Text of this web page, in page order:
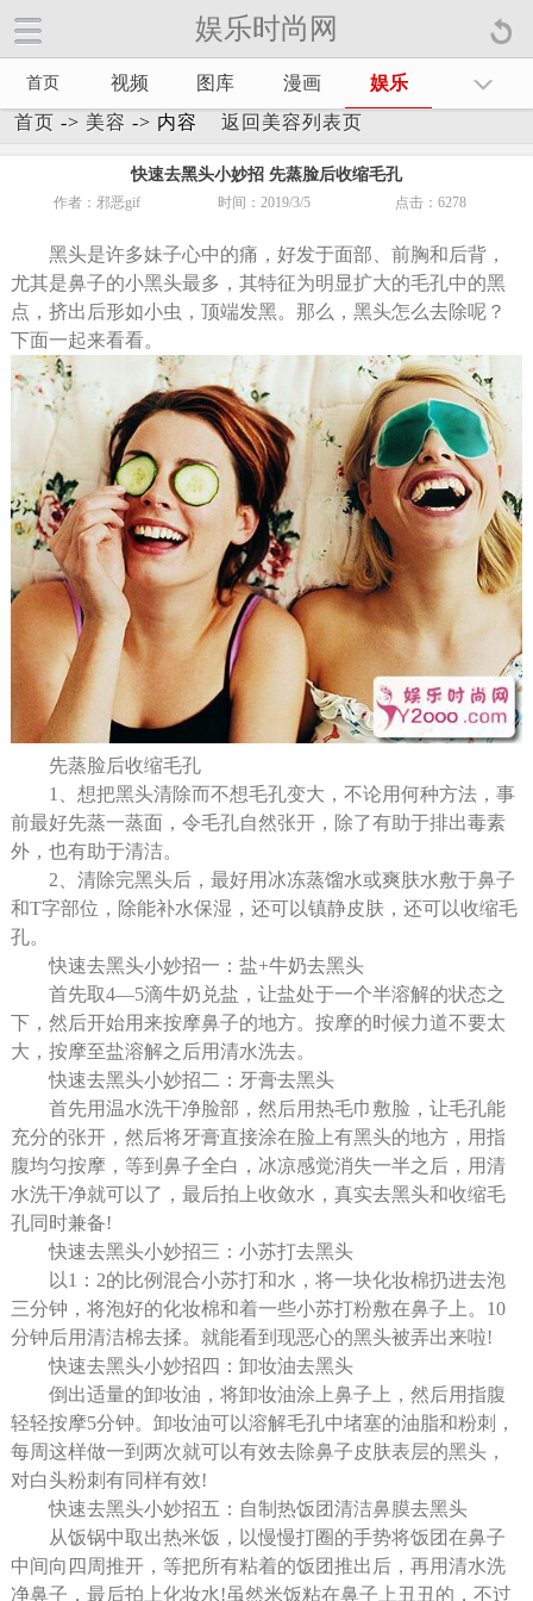
娱乐时尚网
首页 视频 图库 漫画
娱乐
首页 -> 美容 -> 内容 返回美容列表页
快速去黑头小妙招 先蒸脸后收缩毛孔
作者：邪恶gif 时间：2019/3/5 点击：6278
黑头是许多妹子心中的痛，好发于面部、前胸和后背，
尤其是鼻子的小黑头最多，其特征为明显扩大的毛孔中的黑
点，挤出后形如小虫，顶端发黑。那么，黑头怎么去除呢？
下面一起来看看。
先蒸脸后收缩毛孔
1、想把黑头清除而不想毛孔变大，不论用何种方法，事
前最好先蒸一蒸面，令毛孔自然张开，除了有助于排出毒素
外，也有助于清洁。
2、清除完黑头后，最好用冰冻蒸馏水或爽肤水敷于鼻子
和T字部位，除能补水保湿，还可以镇静皮肤，还可以收缩毛
孔。
快速去黑头小妙招一：盐+牛奶去黑头
首先取4—5滴牛奶兑盐，让盐处于一个半溶解的状态之
下，然后开始用来按摩鼻子的地方。按摩的时候力道不要太
大，按摩至盐溶解之后用清水洗去。
快速去黑头小妙招二：牙膏去黑头
首先用温水洗干净脸部，然后用热毛巾敷脸，让毛孔能
充分的张开，然后将牙膏直接涂在脸上有黑头的地方，用指
腹均匀按摩，等到鼻子全白，冰凉感觉消失一半之后，用清
水洗干净就可以了，最后拍上收敛水，真实去黑头和收缩毛
孔同时兼备!
快速去黑头小妙招三：小苏打去黑头
以1：2的比例混合小苏打和水，将一块化妆棉扔进去泡
三分钟，将泡好的化妆棉和着一些小苏打粉敷在鼻子上。10
分钟后用清洁棉去揉。就能看到现恶心的黑头被弄出来啦!
快速去黑头小妙招四：卸妆油去黑头
倒出适量的卸妆油，将卸妆油涂上鼻子上，然后用指腹
轻轻按摩5分钟。卸妆油可以溶解毛孔中堵塞的油脂和粉刺，
每周这样做一到两次就可以有效去除鼻子皮肤表层的黑头，
对白头粉刺有同样有效!
快速去黑头小妙招五：自制热饭团清洁鼻膜去黑头
从饭锅中取出热米饭，以慢慢打圈的手势将饭团在鼻子
中间向四周推开，等把所有粘着的饭团推出后，再用清水洗
净鼻子，最后拍上化妆水!虽然米饭粘在鼻子上丑丑的，不过
娱乐时尚网手机官方网站【